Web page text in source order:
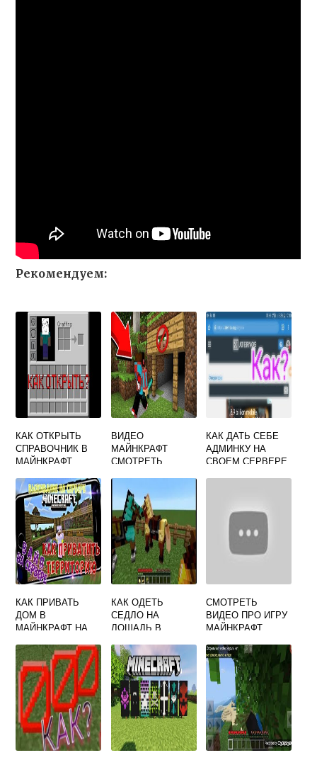
Рекомендуем:
КАК ОТКРЫТЬ
СПРАВОЧНИК В
МАЙНКРАФТ
ВИДЕО
МАЙНКРАФТ
СМОТРЕТЬ
КАК ДАТЬ СЕБЕ
АДМИНКУ НА
СВОЕМ СЕРВЕРЕ
КАК ПРИВАТЬ
ДОМ В
МАЙНКРАФТ НА
КАК ОДЕТЬ
СЕДЛО НА
ЛОШАДЬ В
СМОТРЕТЬ
ВИДЕО ПРО ИГРУ
МАЙНКРАФТ